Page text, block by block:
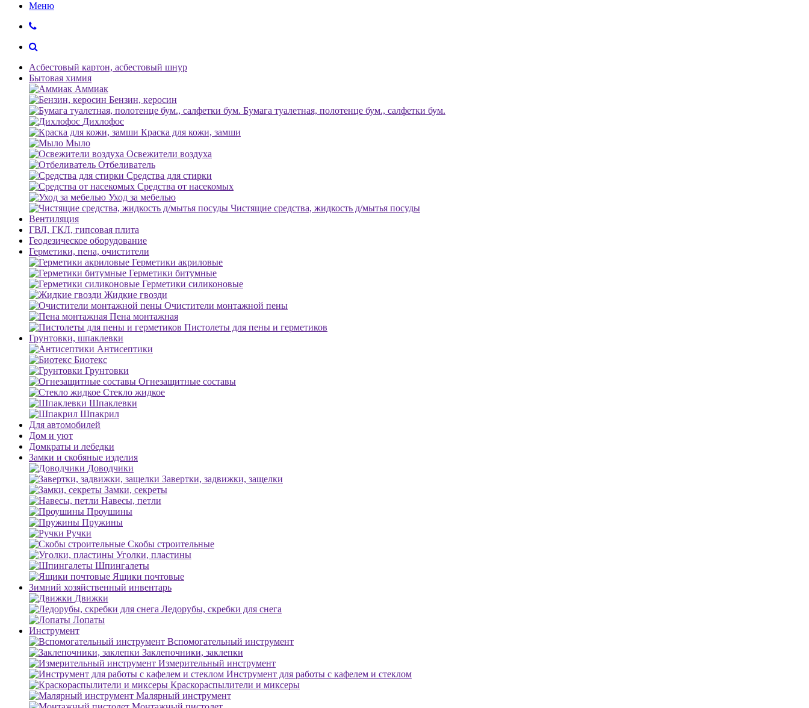
Меню
Асбестовый картон, асбестовый шнур
Бытовая химия
Аммиак
Бензин, керосин
Бумага туалетная, полотенце бум., салфетки бум.
Дихлофос
Краска для кожи, замши
Мыло
Освежители воздуха
Отбеливатель
Средства для стирки
Средства от насекомых
Уход за мебелью
Чистящие средства, жидкость д/мытья посуды
Вентиляция
ГВЛ, ГКЛ, гипсовая плита
Геодезическое оборудование
Герметики, пена, очистители
Герметики акриловые
Герметики битумные
Герметики силиконовые
Жидкие гвозди
Очистители монтажной пены
Пена монтажная
Пистолеты для пены и герметиков
Грунтовки, шпаклевки
Антисептики
Биотекс
Грунтовки
Огнезащитные составы
Стекло жидкое
Шпаклевки
Шпакрил
Для автомобилей
Дом и уют
Домкраты и лебедки
Замки и скобяные изделия
Доводчики
Завертки, задвижки, защелки
Замки, секреты
Навесы, петли
Проушины
Пружины
Ручки
Скобы строительные
Уголки, пластины
Шпингалеты
Ящики почтовые
Зимний хозяйственный инвентарь
Движки
Ледорубы, скребки для снега
Лопаты
Инструмент
Вспомогательный инструмент
Заклепочники, заклепки
Измерительный инструмент
Инструмент для работы с кафелем и стеклом
Краскораспылители и миксеры
Малярный инструмент